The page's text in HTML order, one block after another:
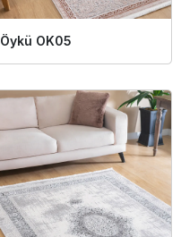
Öykü OK05